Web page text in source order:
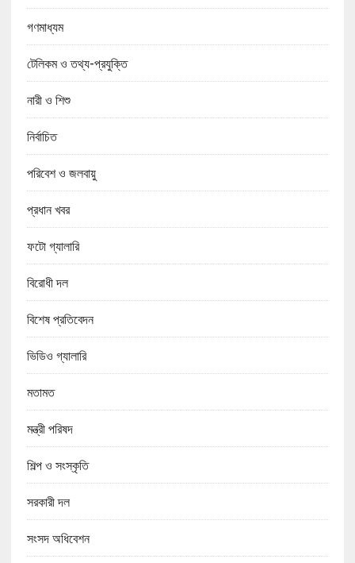
গণমাধ্যম
টেলিকম ও তথ্য-প্রযুক্তি
নারী ও শিশু
নির্বাচিত
পরিবেশ ও জলবায়ু
প্রধান খবর
ফটো গ্যালারি
বিরোধী দল
বিশেষ প্রতিবেদন
ভিডিও গ্যালারি
মতামত
মন্ত্রী পরিষদ
শিল্প ও সংস্কৃতি
সরকারী দল
সংসদ অধিবেশন